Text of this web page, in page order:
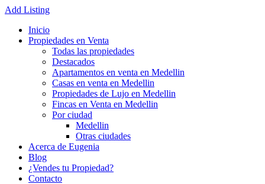
Add Listing
Inicio
Propiedades en Venta
Todas las propiedades
Destacados
Apartamentos en venta en Medellin
Casas en venta en Medellin
Propiedades de Lujo en Medellin
Fincas en Venta en Medellin
Por ciudad
Medellin
Otras ciudades
Acerca de Eugenia
Blog
¿Vendes tu Propiedad?
Contacto